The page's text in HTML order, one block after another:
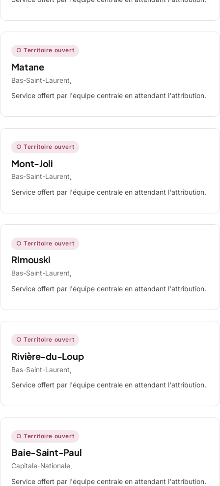
○ Territoire ouvert
Matane
Bas-Saint-Laurent,
Service offert par l'équipe centrale en attendant l'attribution.
○ Territoire ouvert
Mont-Joli
Bas-Saint-Laurent,
Service offert par l'équipe centrale en attendant l'attribution.
○ Territoire ouvert
Rimouski
Bas-Saint-Laurent,
Service offert par l'équipe centrale en attendant l'attribution.
○ Territoire ouvert
Rivière-du-Loup
Bas-Saint-Laurent,
Service offert par l'équipe centrale en attendant l'attribution.
○ Territoire ouvert
Baie-Saint-Paul
Capitale-Nationale,
Service offert par l'équipe centrale en attendant l'attribution.